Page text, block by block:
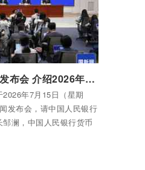
国新办举行新闻发布会 介绍2026年上半年货币政策执行和金融统计数据情况
年7月15日（星期
发布会，请中国人民银行
澜，中国人民银行货币
先东介绍2026年上半年